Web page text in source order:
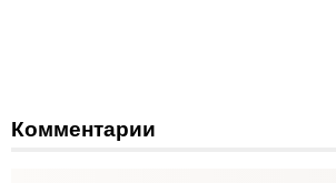
Комментарии